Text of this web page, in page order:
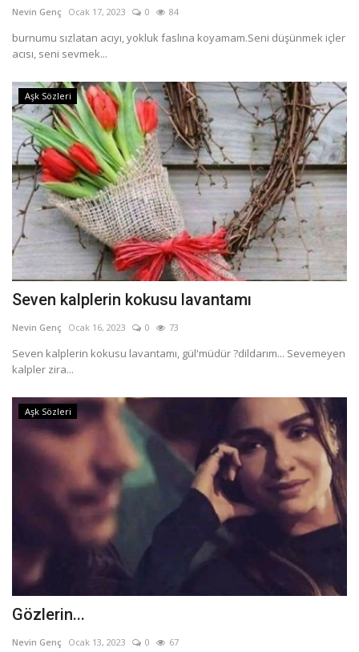
Nevin Genç Ocak 17, 2023 0 84
burnumu sızlatan acıyı, yokluk faslına koyamam.Seni düşünmek içler
acısı, seni sevmek...
Aşk Sözleri
Seven kalplerin kokusu lavantamı
Nevin Genç Ocak 16, 2023 0 73
Seven kalplerin kokusu lavantamı, gül'müdür ?dildarım... Sevemeyen
kalpler zira...
Aşk Sözleri
Gözlerin...
Nevin Genç Ocak 13, 2023 0 67